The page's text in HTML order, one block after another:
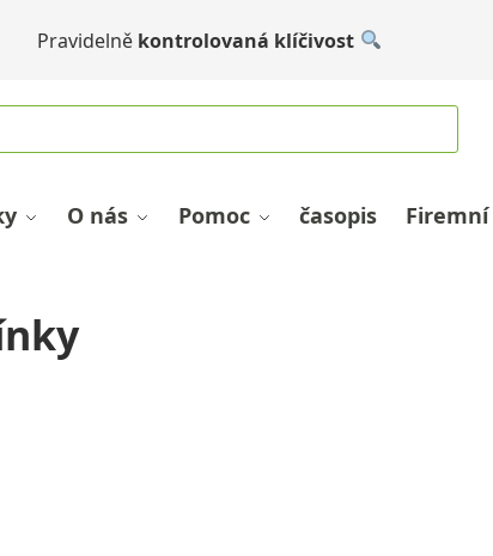
Pravidelně kontrolovaná klíčivost
O nás Pomoc časopis Firemní